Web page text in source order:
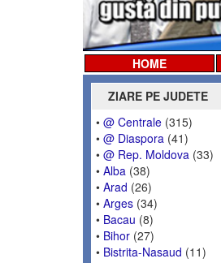
HOME
ZIARE PE JUDETE
• @ Centrale (315)
• @ Diaspora (41)
• @ Rep. Moldova (33)
• Alba (38)
• Arad (26)
• Arges (34)
• Bacau (8)
• Bihor (27)
• Bistrita-Nasaud (11)